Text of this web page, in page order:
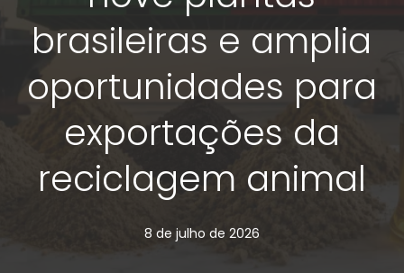
brasileiras e amplia
oportunidades para
exportações da
reciclagem animal
8 de julho de 2026